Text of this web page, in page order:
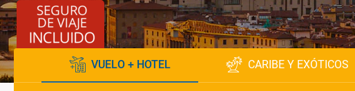
VUELO + HOTEL CARIBE Y EXÓTICOS